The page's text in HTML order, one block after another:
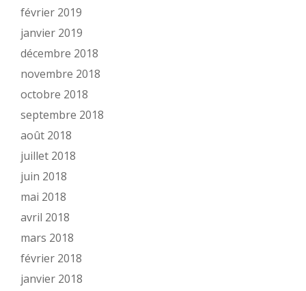
février 2019
janvier 2019
décembre 2018
novembre 2018
octobre 2018
septembre 2018
août 2018
juillet 2018
juin 2018
mai 2018
avril 2018
mars 2018
février 2018
janvier 2018